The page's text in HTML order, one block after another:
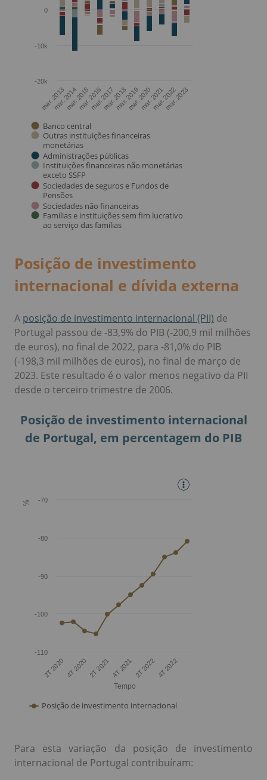
Posição de investimento
internacional e dívida externa
A posição de investimento internacional (PII) de
Portugal passou de -83,9% do PIB (-200,9 mil milhões
de euros), no final de 2022, para -81,0% do PIB
(-198,3 mil milhões de euros), no final de março de
2023. Este resultado é o valor menos negativo da PII
desde o terceiro trimestre de 2006.
Posição de investimento internacional
de Portugal, em percentagem do PIB
Para esta variação da posição de investimento
internacional de Portugal contribuíram: